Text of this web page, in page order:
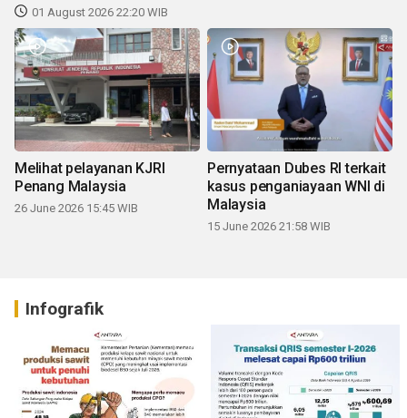
01 August 2026 22:20 WIB
Melihat pelayanan KJRI
Penang Malaysia
26 June 2026 15:45 WIB
Pernyataan Dubes RI terkait
kasus penganiayaan WNI di
Malaysia
15 June 2026 21:58 WIB
Infografik